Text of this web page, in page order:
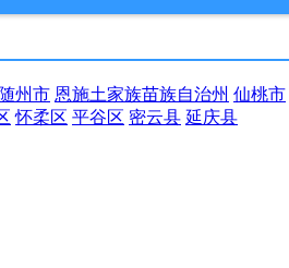
随州市 恩施土家族苗族自治州 仙桃市
怀柔区 平谷区 密云县 延庆县